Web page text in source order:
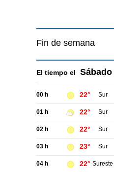
Fin de semana
El tiempo el Sábado
00 h 22° Sur
01 h 22° Sur
02 h 22° Sur
03 h 23° Sur
04 h 22° Sureste